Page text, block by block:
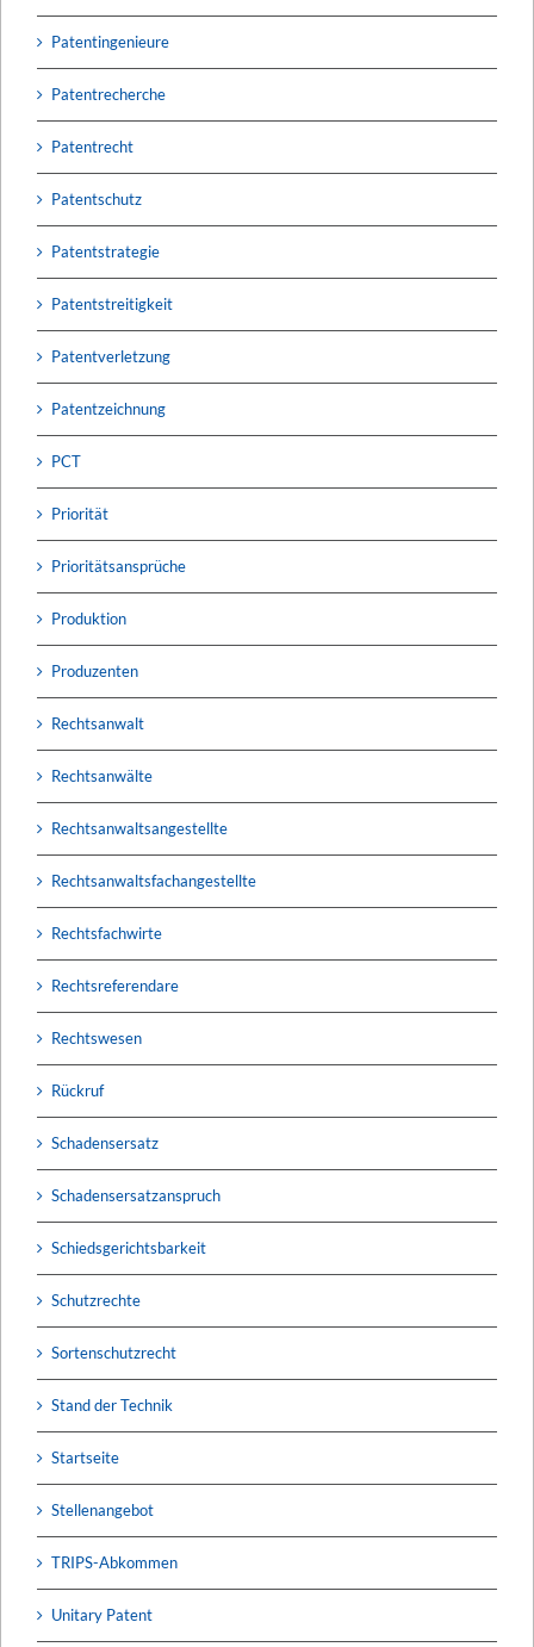
Patentingenieure
Patentrecherche
Patentrecht
Patentschutz
Patentstrategie
Patentstreitigkeit
Patentverletzung
Patentzeichnung
PCT
Priorität
Prioritätsansprüche
Produktion
Produzenten
Rechtsanwalt
Rechtsanwälte
Rechtsanwaltsangestellte
Rechtsanwaltsfachangestellte
Rechtsfachwirte
Rechtsreferendare
Rechtswesen
Rückruf
Schadensersatz
Schadensersatzanspruch
Schiedsgerichtsbarkeit
Schutzrechte
Sortenschutzrecht
Stand der Technik
Startseite
Stellenangebot
TRIPS-Abkommen
Unitary Patent